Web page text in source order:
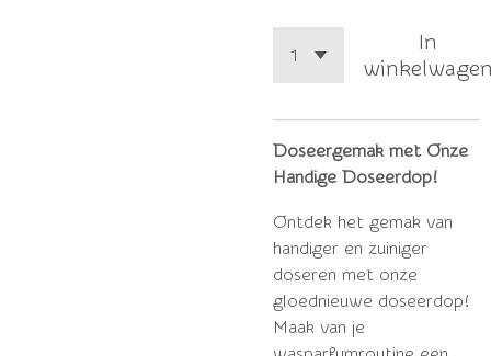
In
Doseergemak met Onze
Handige Doseerdop!
Ontdek het gemak van
handiger en zuiniger
doseren met onze
gloednieuwe doseerdop!
Maak van je